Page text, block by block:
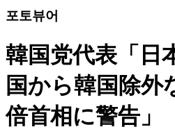
포토뷰어
韓国党代表「日
国から韓国除
倍首相に警告」